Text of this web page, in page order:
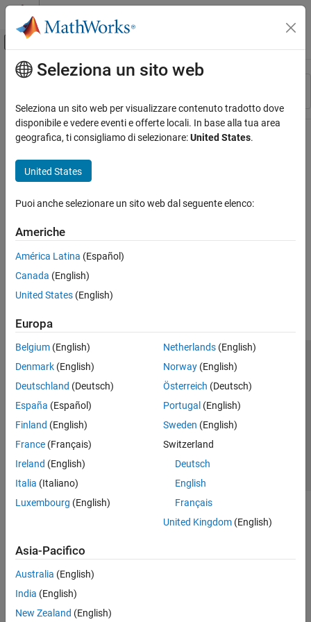
Vai al contenuto
Attiva/disattiva menu di navigazione
Risorsa
Stato
Contenuto principale
Seleziona un sito web
Seleziona un sito web per visualizzare contenuto tradotto dove
disponibile e vedere eventi e offerte locali. In base alla tua area
geografica, ti consigliamo di selezionare:United States.
United States
Puoi anche selezionare un sito web dal seguente elenco:
Americhe
América Latina (Español)
Canada (English)
United States (English)
Europa
Belgium (English)
Denmark (English)
Deutschland (Deutsch)
España (Español)
Finland (English)
France (Français)
Ireland (English)
Italia (Italiano)
Luxembourg (English)
Netherlands(English)
Norway(English)
Österreich (Deutsch)
Portugal (English)
Sweden (English)
Switzerland
Deutsch
English
Français
United Kingdom(English)
Asia-Pacifico
Australia (English)
India (English)
New Zealand (English)
Centro di fiducia
Informativa sulla privacy
Antipirateria
Stato dell'applicazione
Contatti
© 1994-2026 The MathWorks, Inc.